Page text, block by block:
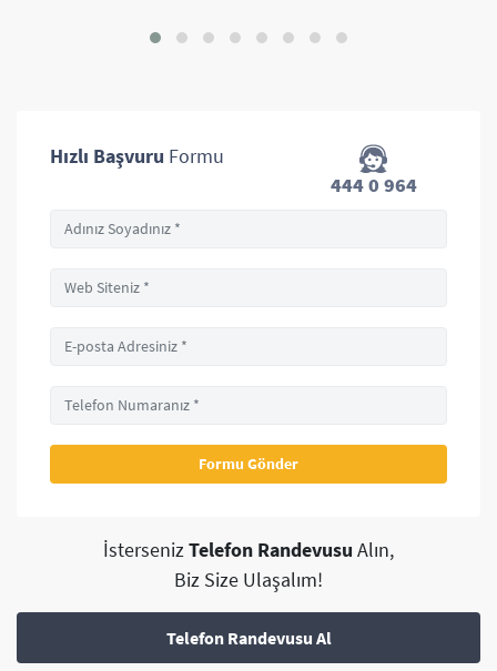
Hızlı Başvuru Formu
444 0 964
İsterseniz Telefon Randevusu Alın,
Biz Size Ulaşalım!
Telefon Randevusu Al